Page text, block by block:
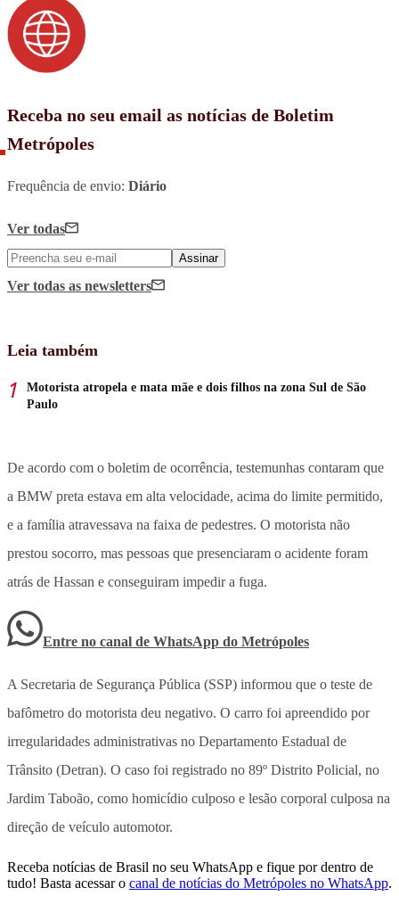
Receba no seu email as notícias de Boletim
Metrópoles
Frequência de envio: Diário
Ver todas
Assinar
Ver todas as newsletters
Leia também
Motorista atropela e mata mãe e dois filhos na zona Sul de São
Paulo
De acordo com o boletim de ocorrência, testemunhas contaram que
a BMW preta estava em alta velocidade, acima do limite permitido,
e a família atravessava na faixa de pedestres. O motorista não
prestou socorro, mas pessoas que presenciaram o acidente foram
atrás de Hassan e conseguiram impedir a fuga.
Entre no canal de WhatsApp do Metrópoles
A Secretaria de Segurança Pública (SSP) informou que o teste de
bafômetro do motorista deu negativo. O carro foi apreendido por
irregularidades administrativas no Departamento Estadual de
Trânsito (Detran). O caso foi registrado no 89º Distrito Policial, no
Jardim Taboão, como homicídio culposo e lesão corporal culposa na
direção de veículo automotor.
Receba notícias de Brasil no seu WhatsApp e fique por dentro de
tudo! Basta acessar o canal de notícias do Metrópoles no WhatsApp.